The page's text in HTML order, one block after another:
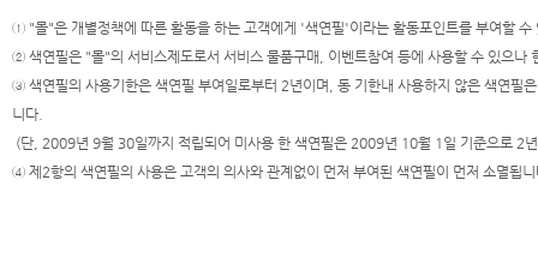
① "몰"은 개별정책에 따른 활동을 하는 고객에게 '색연필'이라는 활동포인트를 부여할 수
② 색연필은 "몰"의 서비스제도로서 서비스 물품구매, 이벤트참여 등에 사용할 수 있으
③ 색연필의 사용기한은 색연필 부여일로부터 2년이며, 동 기한내 사용하지 않은 색연필
니다.
(단, 2009년 9월 30일까지 적립되어 미사용 한 색연필은 2009년 10월 1일 기준으로 2
④ 제2항의 색연필의 사용은 고객의 의사와 관계없이 먼저 부여된 색연필이 먼저 소멸됩